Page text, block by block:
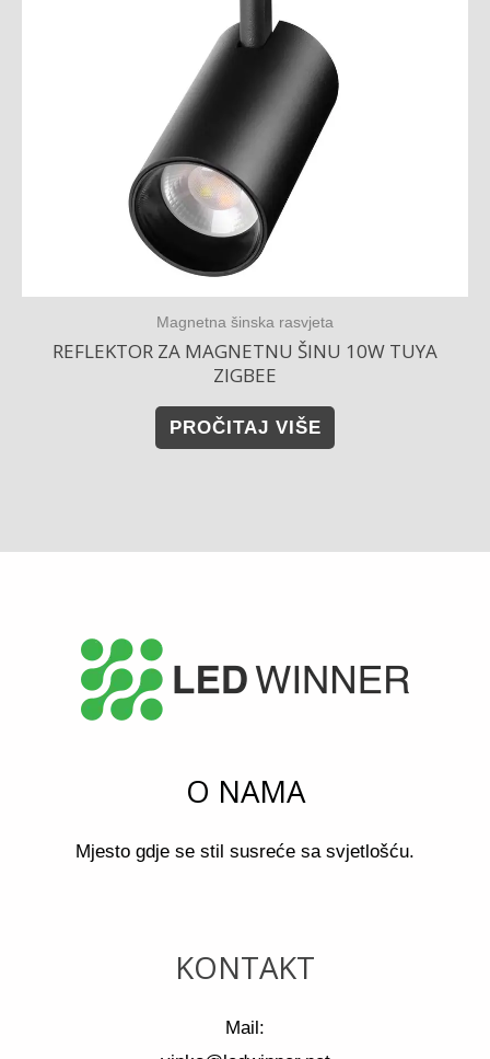
Magnetna šinska rasvjeta
REFLEKTOR ZA MAGNETNU ŠINU 10W TUYA
ZIGBEE
PROČITAJ VIŠE
O NAMA
Mjesto gdje se stil susreće sa svjetlošću.
KONTAKT
Mail: